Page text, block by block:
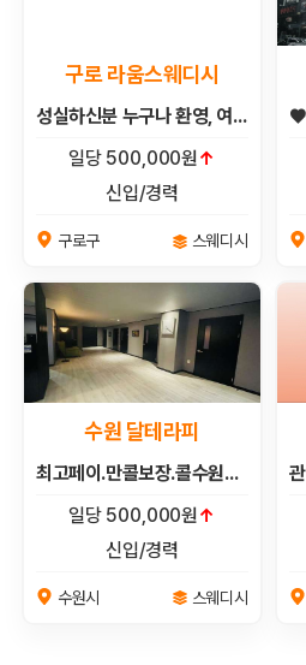
구로 라움스웨디시
성실하신분 누구나 환영, 여자 마사지사 구인중입니다.
일당 500,000원↑
신입/경력
구로구 스웨디시
수원 달테라피
최고페이.만콜보장.콜수원탑샵에서 관리사 모집합니다
일당 500,000원↑
신입/경력
수원시 스웨디시